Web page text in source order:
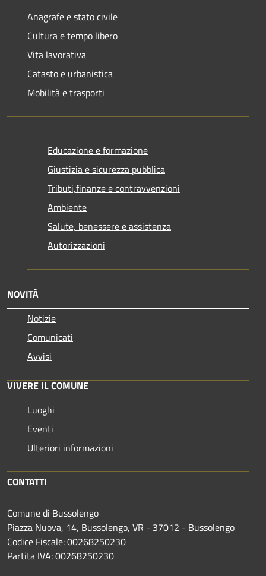
Anagrafe e stato civile
Cultura e tempo libero
Vita lavorativa
Catasto e urbanistica
Mobilità e trasporti
Educazione e formazione
Giustizia e sicurezza pubblica
Tributi,finanze e contravvenzioni
Ambiente
Salute, benessere e assistenza
Autorizzazioni
NOVITÀ
Notizie
Comunicati
Avvisi
VIVERE IL COMUNE
Luoghi
Eventi
Ulteriori informazioni
CONTATTI
Comune di Bussolengo
Piazza Nuova, 14, Bussolengo, VR - 37012 - Bussolengo
Codice Fiscale: 00268250230
Partita IVA: 00268250230